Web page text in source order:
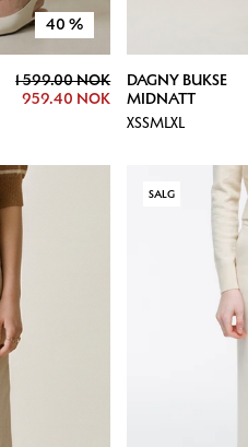
40 %
1 599.00 NOK
959.40 NOK
DAGNY BUKSE
MIDNATT
XSSMLXL
SALG